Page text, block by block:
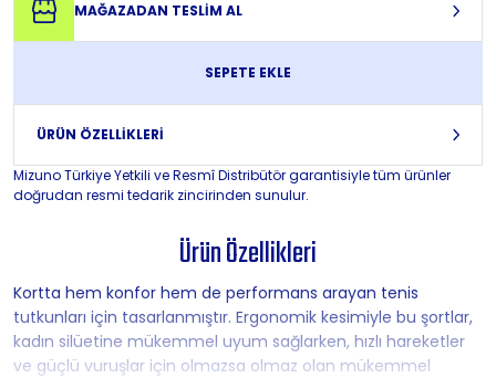
MAĞAZADAN TESLİM AL
SEPETE EKLE
ÜRÜN ÖZELLİKLERİ
Mizuno Türkiye Yetkili ve Resmî Distribütör garantisiyle tüm ürünler
doğrudan resmi tedarik zincirinden sunulur.
Ürün Özellikleri
Kortta hem konfor hem de performans arayan tenis
tutkunları için tasarlanmıştır. Ergonomik kesimiyle bu şortlar,
kadın silüetine mükemmel uyum sağlarken, hızlı hareketler
ve güçlü vuruşlar için olmazsa olmaz olan mükemmel